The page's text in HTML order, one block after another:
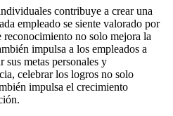
contribuye a crear una
empleado se siente valorado por
reconocimiento no solo mejora la
impulsa a los empleados a
sus metas personales y
celebrar los logros no solo
impulsa el crecimiento